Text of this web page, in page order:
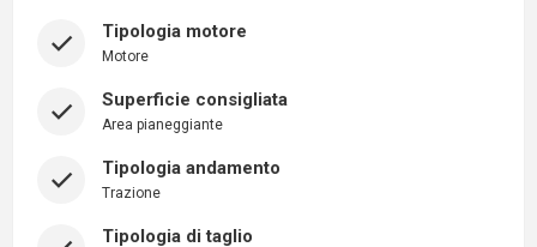
Tipologia motore
Motore
Superficie consigliata
Area pianeggiante
Tipologia andamento
Trazione
Tipologia di taglio